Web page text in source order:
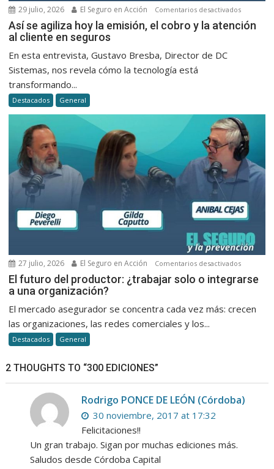
29 julio, 2026 El Seguro en Acción Comentarios desactivadosen
Así
cobro
y
la
atención
al
cliente
seguros
Así se agiliza hoy la emisión, el cobro y la atención
al cliente en seguros
En esta entrevista, Gustavo Bresba, Director de DC
Sistemas, nos revela cómo la tecnología está
transformando...
Destacados General
27 julio, 2026 El Seguro en Acción Comentarios desactivadosen
El
a
una
El futuro del productor: ¿trabajar solo o integrarse
a una organización?
El mercado asegurador se concentra cada vez más: crecen
las organizaciones, las redes comerciales y los...
Destacados General
2 THOUGHTS TO “300 EDICIONES”
Rodrigo PONCE DE LEÓN (Córdoba)
30 noviembre, 2017 at 17:32
Felicitaciones!!
Un gran trabajo. Sigan por muchas ediciones más.
Saludos desde Córdoba Capital